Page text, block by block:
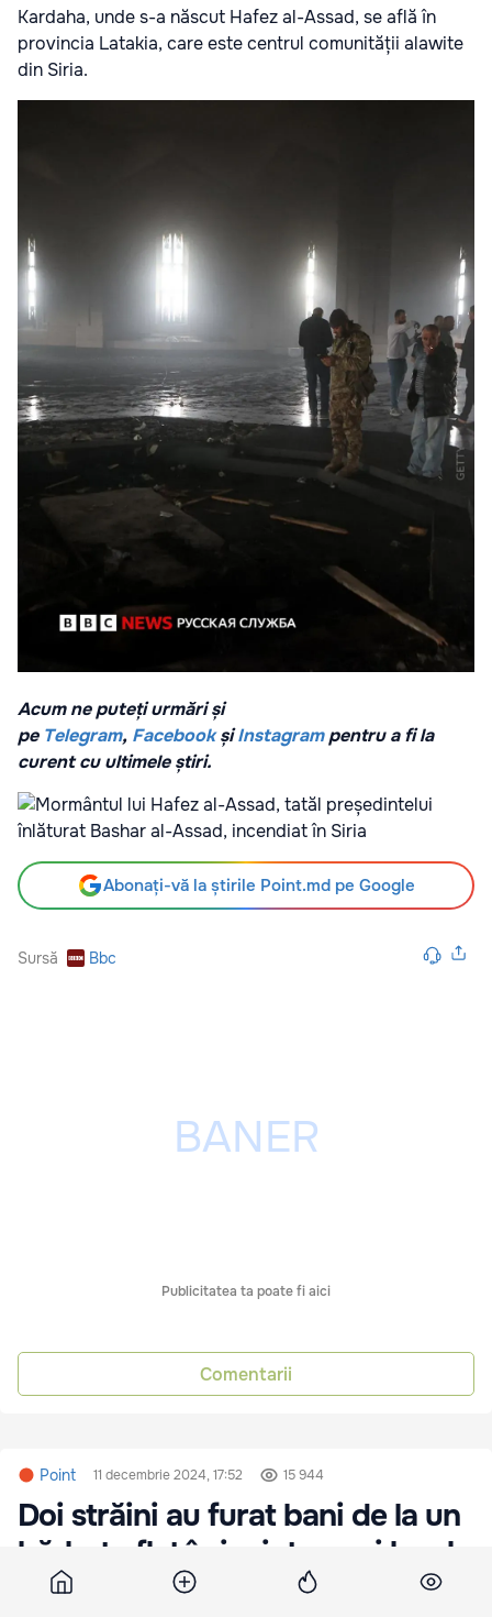
Kardaha, unde s-a născut Hafez al-Assad, se află în
provincia Latakia, care este centrul comunității alawite
din Siria.
Acum ne puteți urmări și
pe Telegram, Facebook șiInstagrampentru a fi la
curent cu ultimele știri.
Abonați-vă la știrile Point.md pe Google
Sursă Bbc
Publicitatea ta poate fi aici
Comentarii
Point 11 decembrie 2024, 17:52 15 944
Doi străini au furat bani de la un
bărbat aflat în incinta unui local
din Capitală